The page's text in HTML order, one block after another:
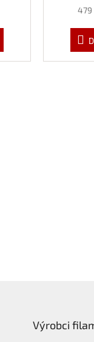
479
Výrobci